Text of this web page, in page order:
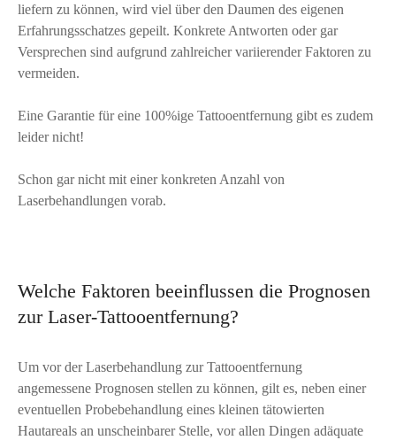
liefern zu können, wird viel über den Daumen des eigenen
Erfahrungsschatzes gepeilt. Konkrete Antworten oder gar
Versprechen sind aufgrund zahlreicher variierender Faktoren zu
vermeiden.
Eine Garantie für eine 100%ige Tattooentfernung gibt es zudem
leider nicht!
Schon gar nicht mit einer konkreten Anzahl von
Laserbehandlungen vorab.
Welche Faktoren beeinflussen die Prognosen
zur Laser-Tattooentfernung?
Um vor der Laserbehandlung zur Tattooentfernung
angemessene Prognosen stellen zu können, gilt es, neben einer
eventuellen Probebehandlung eines kleinen tätowierten
Hautareals an unscheinbarer Stelle, vor allen Dingen adäquate